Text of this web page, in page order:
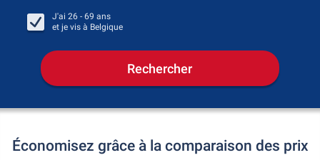
J'ai 26 - 69 ans
et je vis à Belgique
Rechercher
Économisez grâce à la comparaison des prix